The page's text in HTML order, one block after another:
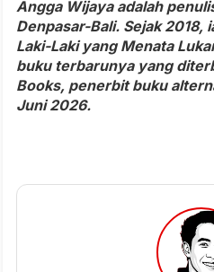
Angga Wijaya adalah
Denpasar-Bali. Sejak 2018,
Laki-Laki yang Menata
buku terbarunya yang
Books, penerbit buku
Juni 2026.